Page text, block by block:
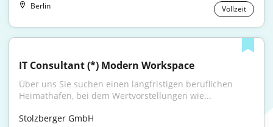
Berlin Vollzeit
IT Consultant (*) Modern Workspace
Über uns Sie suchen einen langfristigen beruflichen
Heimathafen, bei dem Wertvorstellungen wie...
Stolzberger GmbH